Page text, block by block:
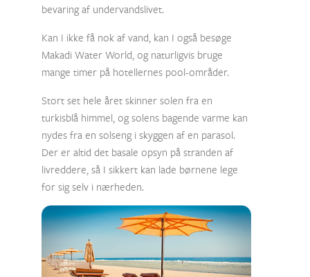
bevaring af undervandslivet.
Kan I ikke få nok af vand, kan I også besøge
Makadi Water World, og naturligvis bruge
mange timer på hotellernes pool-områder.
Stort set hele året skinner solen fra en
turkisblå himmel, og solens bagende varme kan
nydes fra en solseng i skyggen af en parasol.
Der er altid det basale opsyn på stranden af
livreddere, så I sikkert kan lade børnene lege
for sig selv i nærheden.